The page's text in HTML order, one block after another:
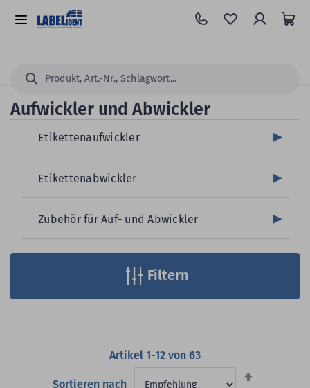
Hauptinhalt
springen
Alle
Suchen...
Aufwickler und Abwickler
Etikettenaufwickler
Etikettenabwickler
Zubehör für Auf- und Abwickler
Artikel 1-12 von 63
Sortieren nach
Filtern